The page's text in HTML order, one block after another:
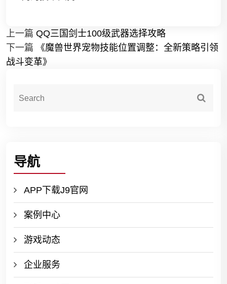
上一篇 QQ三国剑士100级武器选择攻略
下一篇
《魔兽世界宠物技能位置调整：全新策略引领
战斗变革》
导航
APP下载J9官网
案例中心
游戏动态
企业服务